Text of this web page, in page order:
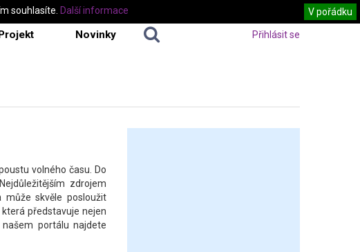
Novinky Přihlásit se
volného času. Do
zdrojem
může skvěle posloužit
představuje nejen
portálu najdete
souhlasíte. V pořádku
Další informace